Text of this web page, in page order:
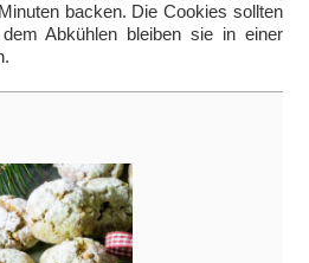
backen. Die Cookies sollten
Abkühlen bleiben sie in einer